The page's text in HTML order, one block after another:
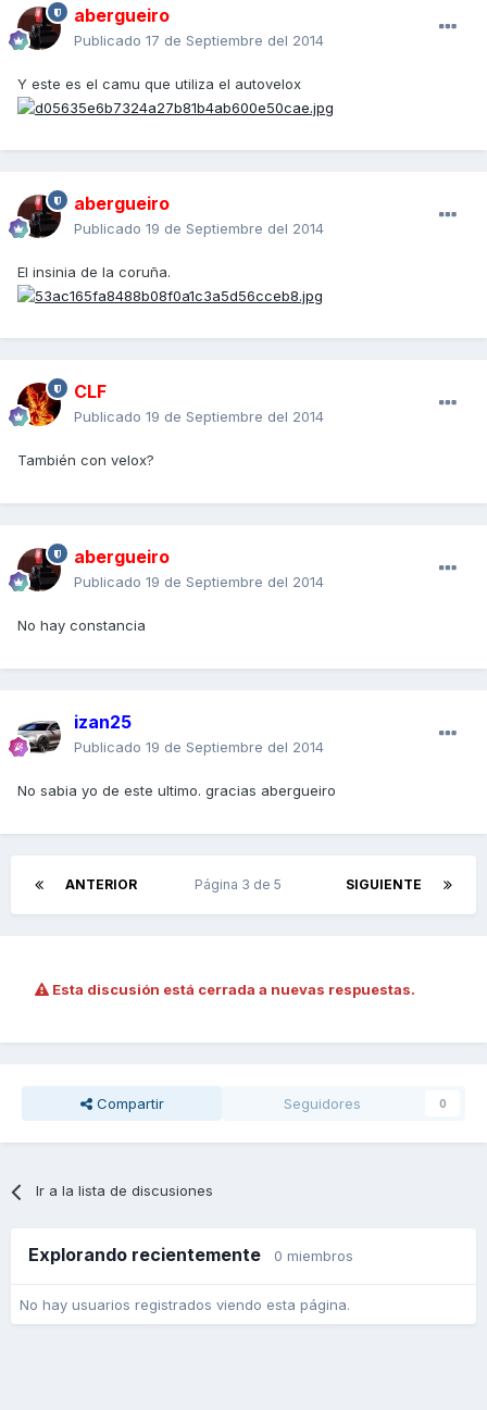
abergueiro
Publicado 17 de Septiembre del 2014
Y este es el camu que utiliza el autovelox
abergueiro
Publicado 19 de Septiembre del 2014
El insinia de la coruña.
CLF
Publicado 19 de Septiembre del 2014
También con velox?
abergueiro
Publicado 19 de Septiembre del 2014
No hay constancia
izan25
Publicado 19 de Septiembre del 2014
No sabia yo de este ultimo. gracias abergueiro
ANTERIOR SIGUIENTE
Página 3 de 5
Esta discusión está cerrada a nuevas respuestas.
Compartir Seguidores 0
Ir a la lista de discusiones
Explorando recientemente 0 miembros
No hay usuarios registrados viendo esta página.